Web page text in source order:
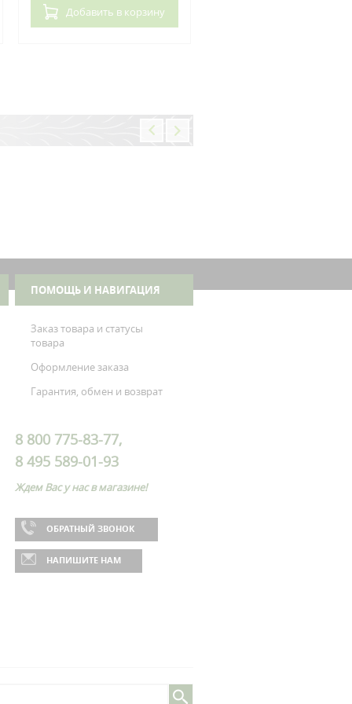
Добавить в корзину
ПОМОЩЬ И НАВИГАЦИЯ
Заказ товара и статусы
товара
Оформление заказа
Гарантия, обмен и возврат
8 800 775-83-77,
8 495 589-01-93
Ждем Вас у нас в магазине!
ОБРАТНЫЙ ЗВОНОК
НАПИШИТЕ НАМ